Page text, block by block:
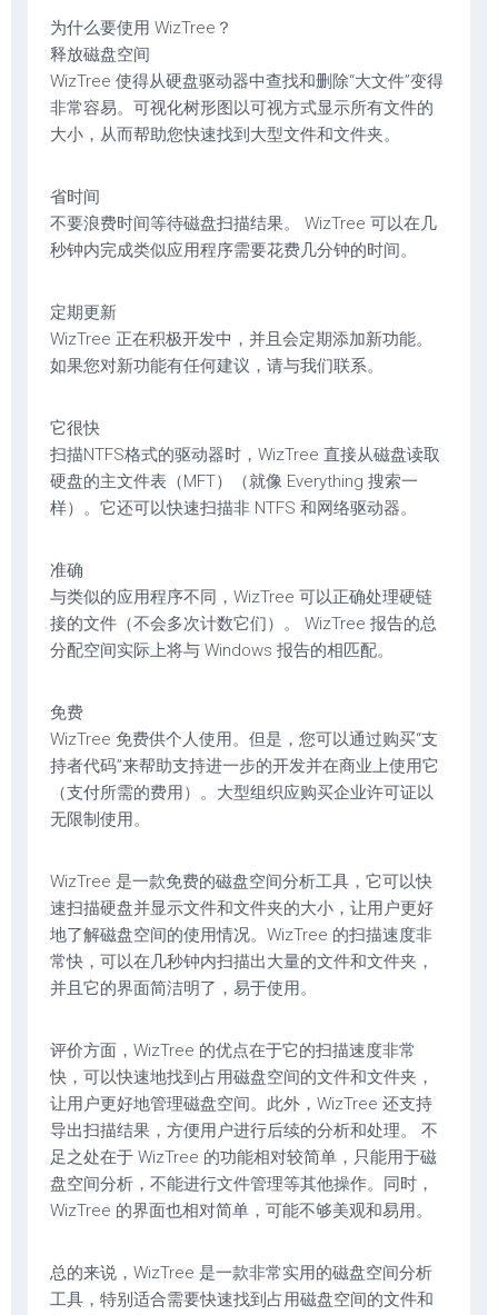
为什么要使用 WizTree？
释放磁盘空间
WizTree 使得从硬盘驱动器中查找和删除“大文件”变得
非常容易。可视化树形图以可视方式显示所有文件的
大小，从而帮助您快速找到大型文件和文件夹。
省时间
不要浪费时间等待磁盘扫描结果。 WizTree 可以在几
秒钟内完成类似应用程序需要花费几分钟的时间。
定期更新
WizTree 正在积极开发中，并且会定期添加新功能。
如果您对新功能有任何建议，请与我们联系。
它很快
扫描NTFS格式的驱动器时，WizTree 直接从磁盘读取
硬盘的主文件表（MFT）（就像 Everything 搜索一
样）。它还可以快速扫描非 NTFS 和网络驱动器。
准确
与类似的应用程序不同，WizTree 可以正确处理硬链
接的文件（不会多次计数它们）。 WizTree 报告的总
分配空间实际上将与 Windows 报告的相匹配。
免费
WizTree 免费供个人使用。但是，您可以通过购买“支
持者代码”来帮助支持进一步的开发并在商业上使用它
（支付所需的费用）。大型组织应购买企业许可证以
无限制使用。
WizTree 是一款免费的磁盘空间分析工具，它可以快
速扫描硬盘并显示文件和文件夹的大小，让用户更好
地了解磁盘空间的使用情况。WizTree 的扫描速度非
常快，可以在几秒钟内扫描出大量的文件和文件夹，
并且它的界面简洁明了，易于使用。
评价方面，WizTree 的优点在于它的扫描速度非常
快，可以快速地找到占用磁盘空间的文件和文件夹，
让用户更好地管理磁盘空间。此外，WizTree 还支持
导出扫描结果，方便用户进行后续的分析和处理。 不
足之处在于 WizTree 的功能相对较简单，只能用于磁
盘空间分析，不能进行文件管理等其他操作。同时，
WizTree 的界面也相对简单，可能不够美观和易用。
总的来说，WizTree 是一款非常实用的磁盘空间分析
工具，特别适合需要快速找到占用磁盘空间的文件和